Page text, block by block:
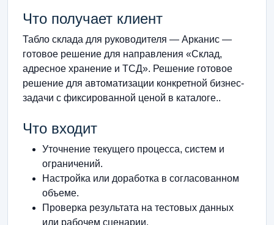
Что получает клиент
Табло склада для руководителя — Арканис —
готовое решение для направления «Склад,
адресное хранение и ТСД». Решение готовое
решение для автоматизации конкретной бизнес-
задачи с фиксированной ценой в каталоге..
Что входит
Уточнение текущего процесса, систем и
ограничений.
Настройка или доработка в согласованном
объеме.
Проверка результата на тестовых данных
или рабочем сценарии.